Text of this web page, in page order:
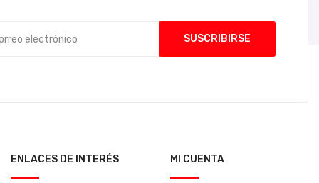
ENLACES DE INTERÉS MI CUENTA